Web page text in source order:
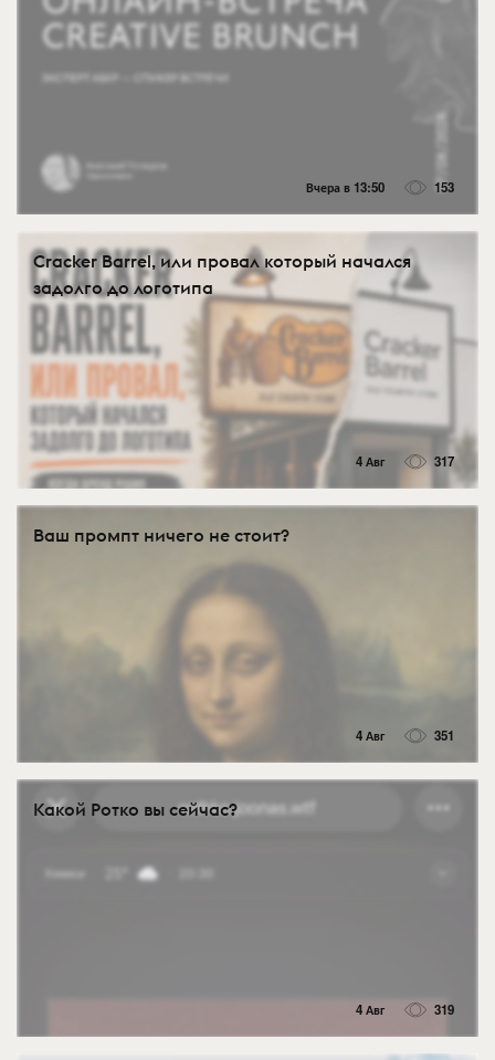
Вчера в 13:50 153
Cracker Barrel, или провал который начался
задолго до логотипа
4 Авг 317
Ваш промпт ничего не стоит?
4 Авг 351
Какой Ротко вы сейчас?
4 Авг 319